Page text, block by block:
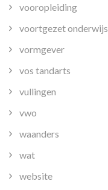
vooropleiding
voortgezet onderwijs
vormgever
vos tandarts
vullingen
vwo
waanders
wat
website